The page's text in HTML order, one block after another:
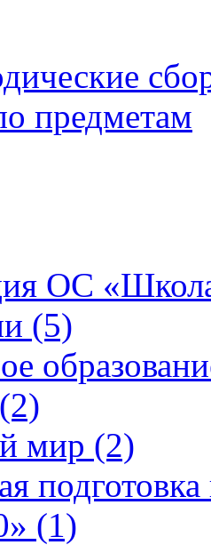
предметам
ОС
(5)
мир (2)
(1)